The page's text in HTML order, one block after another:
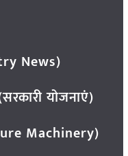
News)
योजनाएं)
Machinery)